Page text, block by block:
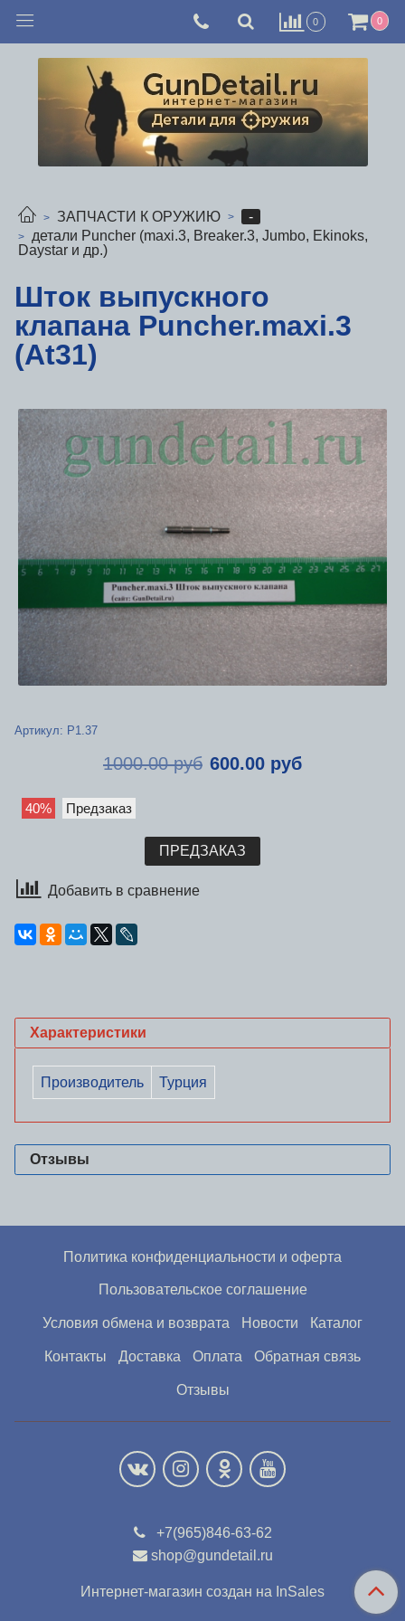
0 0
ЗАПЧАСТИ К ОРУЖИЮ
-
детали Puncher (maxi.3, Breaker.3, Jumbo, Ekinoks,
Daystar и др.)
Шток выпускного
клапана Puncher.maxi.3
(At31)
Артикул: Р1.37
1000.00 руб 600.00 руб
40% Предзаказ
ПРЕДЗАКАЗ
Добавить в сравнение
Характеристики
Производитель Турция
Отзывы
Политика конфиденциальности и оферта
Пользовательское соглашение
Условия обмена и возврата Новости Каталог
Контакты Доставка Оплата Обратная связь
Отзывы
+7(965)846-63-62
shop@gundetail.ru
Интернет-магазин создан на InSales